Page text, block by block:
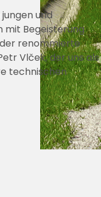
und
mit Begeisterung
renommierte
Vlček, der uns als
technischen